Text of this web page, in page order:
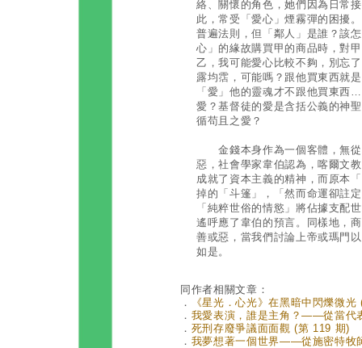
絡、關懷的角色，她們因為日常
此，常受「愛心」煙霧彈的困擾
普遍法則，但「鄰人」是誰？該
心」的緣故購買甲的商品時，對
乙，我可能愛心比較不夠，別忘
露均霑，可能嗎？跟他買東西就
「愛」他的靈魂才不跟他買東
愛？基督徒的愛是含括公義的神
循苟且之愛？
金錢本身作為一個客體，無從
惡，社會學家韋伯認為，喀爾文
成就了資本主義的精神，而原本
掉的「斗篷」，「然而命運卻註
「純粹世俗的情慾」將佔據支配
遙呼應了韋伯的預言。同樣地，
善或惡，當我們討論上帝或瑪門
如是。
同作者相關文章：
．
《星光．心光》在黑暗中閃爍微
． 我愛表演，誰是主角？——從當代
． 死刑存廢爭議面面觀 (第 119 期)
． 我夢想著一個世界——從施密特牧